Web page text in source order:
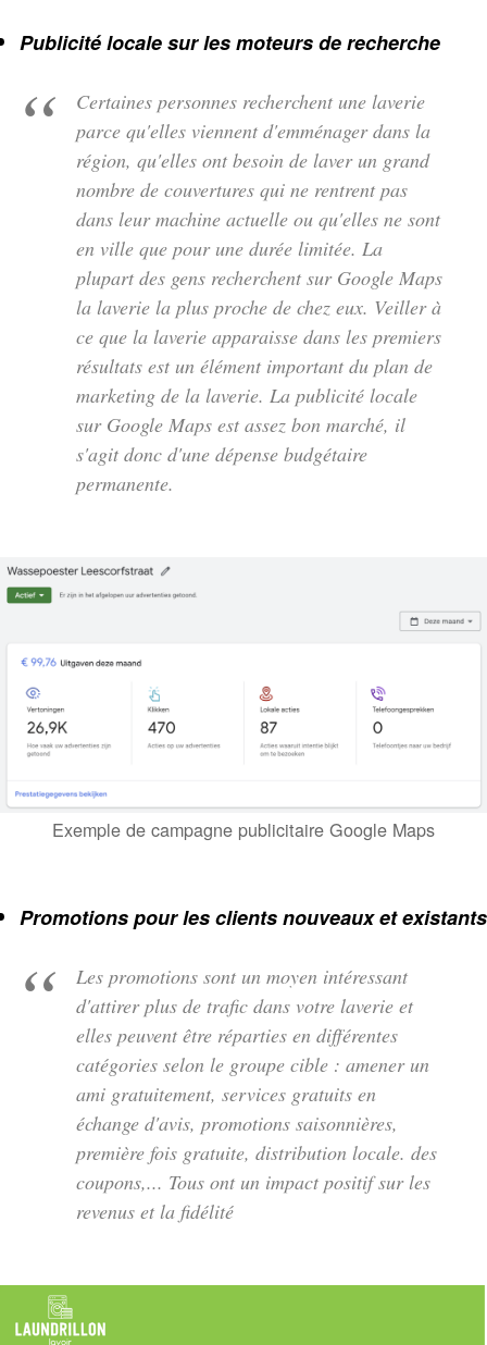
Publicité locale sur les moteurs de recherche
Certaines personnes recherchent une laverie
parce qu'elles viennent d'emménager dans la
région, qu'elles ont besoin de laver un grand
nombre de couvertures qui ne rentrent pas
dans leur machine actuelle ou qu'elles ne sont
en ville que pour une durée limitée. La
plupart des gens recherchent sur Google Maps
la laverie la plus proche de chez eux. Veiller à
ce que la laverie apparaisse dans les premiers
résultats est un élément important du plan de
marketing de la laverie. La publicité locale
sur Google Maps est assez bon marché, il
s'agit donc d'une dépense budgétaire
permanente.
Exemple de campagne publicitaire Google Maps
Promotions pour les clients nouveaux et existants
Les promotions sont un moyen intéressant
d'attirer plus de trafic dans votre laverie et
elles peuvent être réparties en différentes
catégories selon le groupe cible : amener un
ami gratuitement, services gratuits en
échange d'avis, promotions saisonnières,
première fois gratuite, distribution locale. des
coupons,... Tous ont un impact positif sur les
revenus et la fidélité